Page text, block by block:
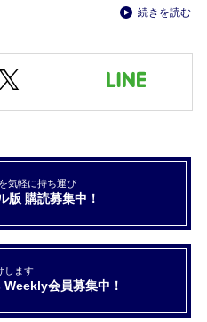
続きを読む
気軽に持ち運び
版 購読募集中！
します
会員募集中！